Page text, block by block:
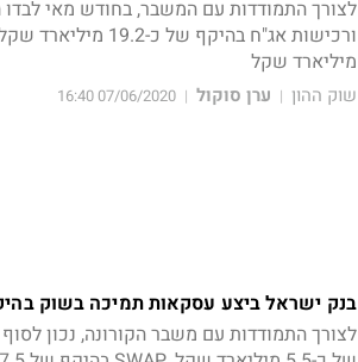
מיליארד שקל
שוק ההון | ערן סוקול |
07/06/2020 16:40
בנק ישראל ביצע עסקאות תמיכה בשוק בהיקף של כ-41
לצורך התמודדות עם משבר הקורונה, נכון